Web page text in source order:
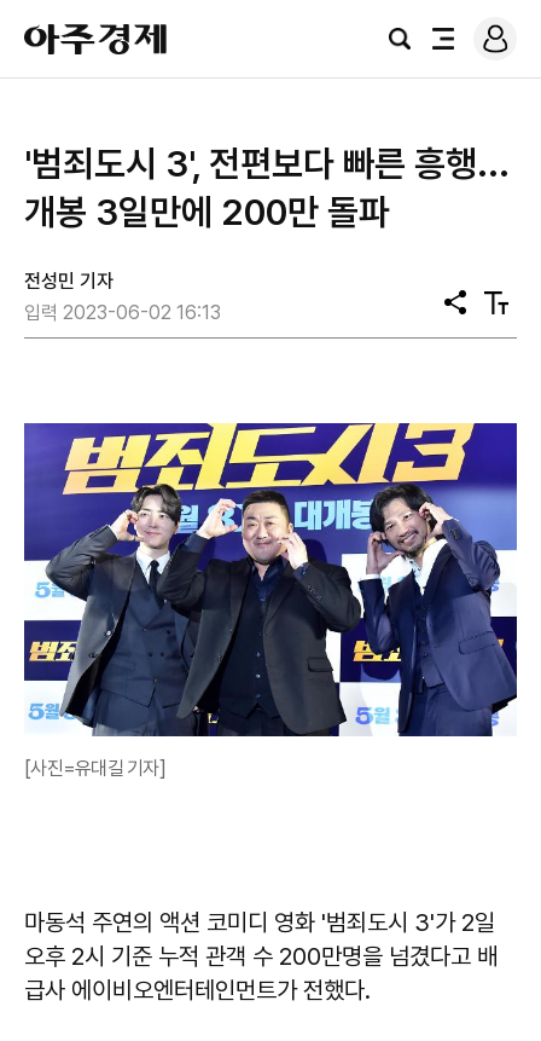
아
주
경
검
전
로
그
​'범죄도시 3', 전편보다 빠른 흥행...
개봉 3일만에 200만 돌파
전성민 기자
입력 2023-06-02 16:13
공
유
텍
스
[사진=유대길 기자]
마동석 주연의 액션 코미디 영화 '범죄도시 3'가 2일
오후 2시 기준 누적 관객 수 200만명을 넘겼다고 배
급사 에이비오엔터테인먼트가 전했다.